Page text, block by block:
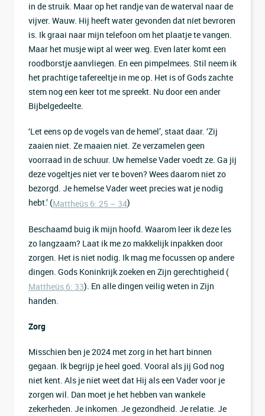
in de struik. Maar op het randje van de waterval naar de
vijver. Wauw. Hij heeft water gevonden dat níet bevroren
is. Ik graai naar mijn telefoon om het plaatje te vangen.
Maar het musje wipt al weer weg. Even later komt een
roodborstje aanvliegen. En een pimpelmees. Stil neem ik
het prachtige tafereeltje in me op. Het is of Gods zachte
stem nog een keer tot me spreekt. Nu door een ander
Bijbelgedeelte.
‘Let eens op de vogels van de hemel’, staat daar. ‘Zij
zaaien niet. Ze maaien niet. Ze verzamelen geen
voorraad in de schuur. Uw hemelse Vader voedt ze. Ga jij
deze vogeltjes niet ver te boven? Wees daarom niet zo
bezorgd. Je hemelse Vader weet precies wat je nodig
hebt.’ (Mattheüs 6: 25 – 34)
Beschaamd buig ik mijn hoofd. Waarom leer ik deze les
zo langzaam? Laat ik me zo makkelijk inpakken door
zorgen. Het is niet nodig. Ik mag me focussen op andere
dingen. Gods Koninkrijk zoeken en Zijn gerechtigheid (
Mattheüs 6: 33). En alle dingen veilig weten in Zijn
handen.
Zorg
Misschien ben je 2024 met zorg in het hart binnen
gegaan. Ik begrijp je heel goed. Vooral als jij God nog
niet kent. Als je niet weet dat Hij als een Vader voor je
zorgen wil. Dan moet je het hebben van wankele
zekerheden. Je inkomen. Je gezondheid. Je relatie. Je